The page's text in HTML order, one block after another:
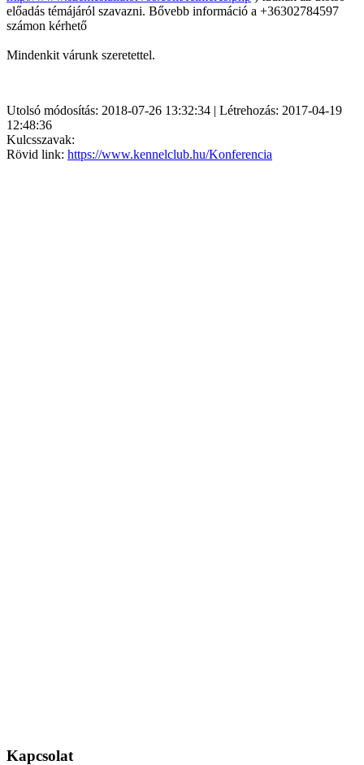
előadás témájáról szavazni. Bővebb információ a +36302784597
számon kérhető
Mindenkit várunk szeretettel.
Utolsó módosítás: 2018-07-26 13:32:34 | Létrehozás: 2017-04-19
12:48:36
Kulcsszavak:
Rövid link: https://www.kennelclub.hu/Konferencia
Kapcsolat